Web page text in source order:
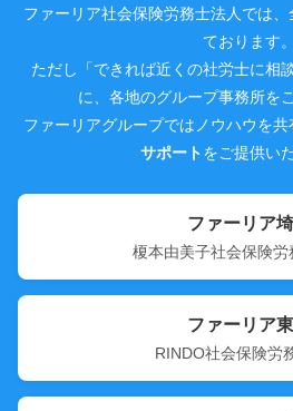
ファーリア社会保険労務士法人では
ております。
ただし「できれば近くの社労士に相
に、各地のグループ事務所を
ファーリアグループではノウハウを共
サポートをご提供い
ファーリア
榎本由美子社会保険労
ファーリア
RINDO社会保険労